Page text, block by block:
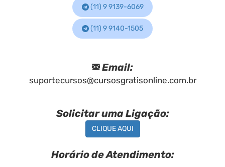
(11) 9 9139-6069
(11) 9 9140-1505
Email:
suportecursos@cursosgratisonline.com.br
Solicitar uma Ligação:
CLIQUE AQUI
Horário de Atendimento: